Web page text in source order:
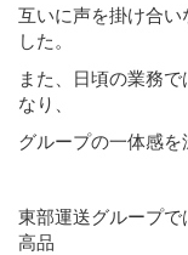
互いに声を掛け合
した。
また、日頃の業務
なり、
グループの一体感を
東部運送グループ
高品